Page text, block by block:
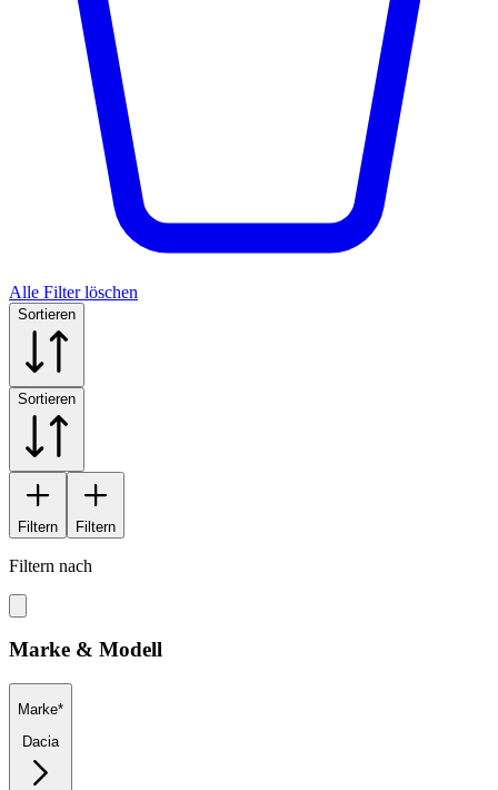
Alle Filter löschen
Sortieren
Sortieren
Filtern Filtern
Filtern nach
Marke & Modell
Marke*
Dacia